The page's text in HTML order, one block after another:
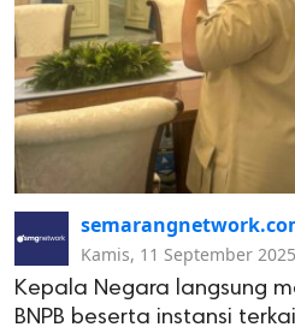
Kamis, 11 September
Kepala Negara langsung
BNPB beserta instansi